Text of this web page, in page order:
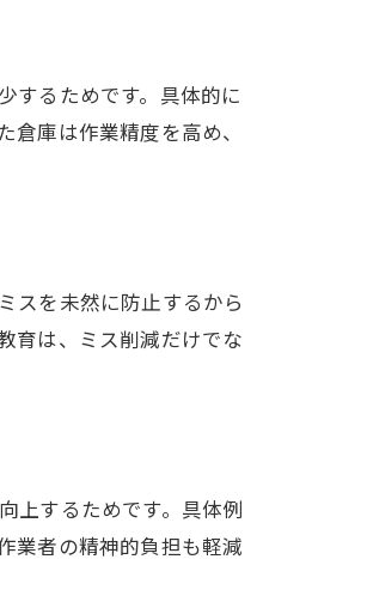
するためです。具体的に
庫は作業精度を高め、
スを未然に防止するから
育は、ミス削減だけでな
上するためです。具体例
業者の精神的負担も軽減